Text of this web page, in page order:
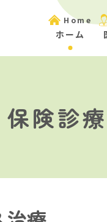
Home
ホーム
保険診療